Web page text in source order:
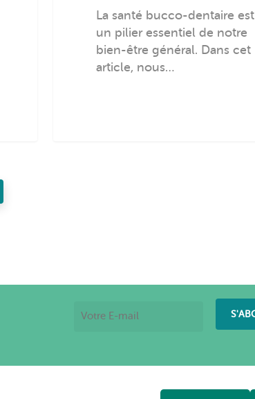
La santé bucco-dentaire est
un pilier essentiel de notre
bien-être général. Dans cet
article, nous…